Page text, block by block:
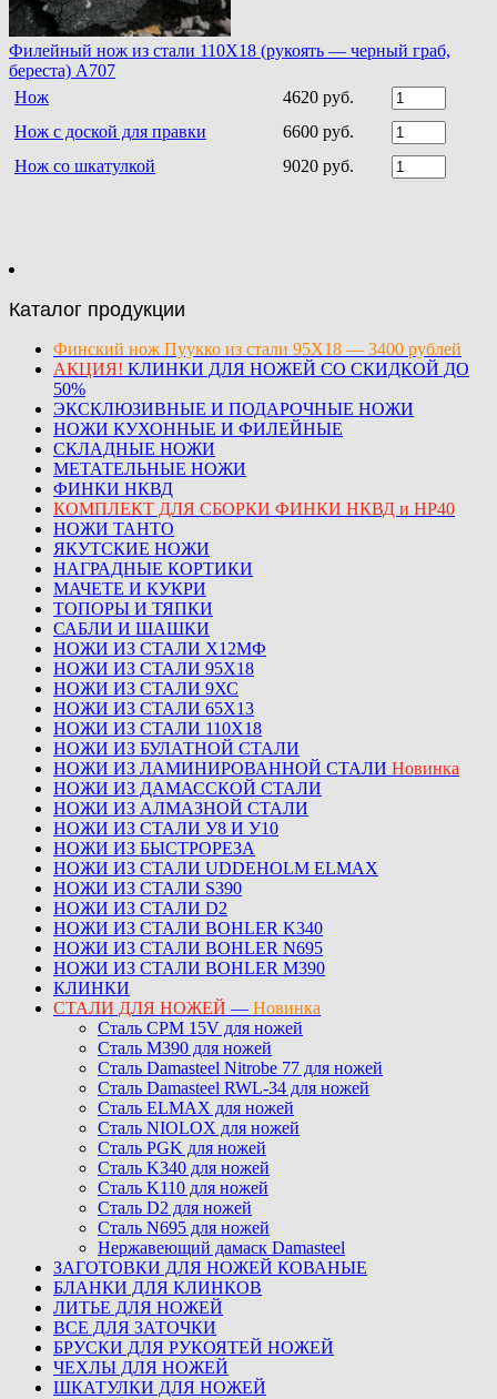
Филейный нож из стали 110Х18 (рукоять — черный граб,
береста) A707
Нож
4620 руб.
Нож с доской для правки
6600 руб.
Нож со шкатулкой
9020 руб.
Каталог продукции
Финский нож Пуукко из стали 95Х18 — 3400 рублей
АКЦИЯ! КЛИНКИ ДЛЯ НОЖЕЙ СО СКИДКОЙ ДО
50%
ЭКСКЛЮЗИВНЫЕ И ПОДАРОЧНЫЕ НОЖИ
НОЖИ КУХОННЫЕ И ФИЛЕЙНЫЕ
СКЛАДНЫЕ НОЖИ
МЕТАТЕЛЬНЫЕ НОЖИ
ФИНКИ НКВД
КОМПЛЕКТ ДЛЯ СБОРКИ ФИНКИ НКВД и НР40
НОЖИ ТАНТО
ЯКУТСКИЕ НОЖИ
НАГРАДНЫЕ КОРТИКИ
МАЧЕТЕ И КУКРИ
ТОПОРЫ И ТЯПКИ
САБЛИ И ШАШКИ
НОЖИ ИЗ СТАЛИ Х12МФ
НОЖИ ИЗ СТАЛИ 95Х18
НОЖИ ИЗ СТАЛИ 9ХС
НОЖИ ИЗ СТАЛИ 65Х13
НОЖИ ИЗ СТАЛИ 110Х18
НОЖИ ИЗ БУЛАТНОЙ СТАЛИ
НОЖИ ИЗ ЛАМИНИРОВАННОЙ СТАЛИ Новинка
НОЖИ ИЗ ДАМАССКОЙ СТАЛИ
НОЖИ ИЗ АЛМАЗНОЙ СТАЛИ
НОЖИ ИЗ СТАЛИ У8 И У10
НОЖИ ИЗ БЫСТРОРЕЗА
НОЖИ ИЗ СТАЛИ UDDEHOLM ELMAX
НОЖИ ИЗ СТАЛИ S390
НОЖИ ИЗ СТАЛИ D2
НОЖИ ИЗ СТАЛИ BOHLER K340
НОЖИ ИЗ СТАЛИ BOHLER N695
НОЖИ ИЗ СТАЛИ BOHLER M390
КЛИНКИ
СТАЛИ ДЛЯ НОЖЕЙ — Новинка
Сталь CPM 15V для ножей
Сталь M390 для ножей
Сталь Damasteel Nitrobe 77 для ножей
Сталь Damasteel RWL-34 для ножей
Сталь ELMAX для ножей
Сталь NIOLOX для ножей
Сталь PGK для ножей
Сталь K340 для ножей
Сталь K110 для ножей
Сталь D2 для ножей
Сталь N695 для ножей
Нержавеющий дамаск Damasteel
ЗАГОТОВКИ ДЛЯ НОЖЕЙ КОВАНЫЕ
БЛАНКИ ДЛЯ КЛИНКОВ
ЛИТЬЕ ДЛЯ НОЖЕЙ
ВСЕ ДЛЯ ЗАТОЧКИ
БРУСКИ ДЛЯ РУКОЯТЕЙ НОЖЕЙ
ЧЕХЛЫ ДЛЯ НОЖЕЙ
ШКАТУЛКИ ДЛЯ НОЖЕЙ